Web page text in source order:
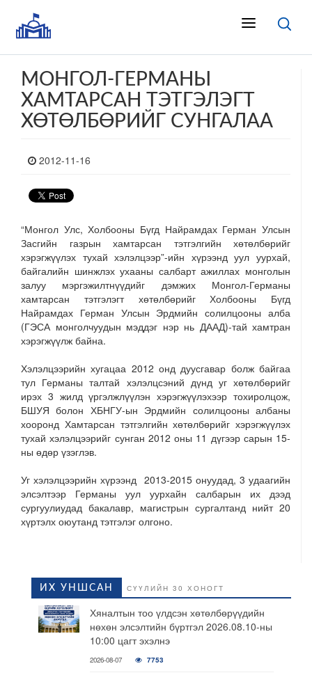
МОНГОЛ-ГЕРМАНЫ
ХАМТАРСАН ТЭТГЭЛЭГТ
ХӨТӨЛБӨРИЙГ СУНГАЛАА
2012-11-16
“Монгол Улс, Холбооны Бүгд Найрамдах Герман Улсын
Засгийн газрын хамтарсан тэтгэлгийн хөтөлбөрийг
хэрэгжүүлэх тухай хэлэлцээр”-ийн хүрээнд уул уурхай,
байгалийн шинжлэх ухааны салбарт ажиллах монголын
залуу мэргэжилтнүүдийг дэмжих Монгол-Германы
хамтарсан тэтгэлэгт хөтөлбөрийг Холбооны Бүгд
Найрамдах Герман Улсын Эрдмийн солилцооны алба
(ГЭСА монголчуудын мэддэг нэр нь ДААД)-тай хамтран
хэрэгжүүлж байна.
Хэлэлцээрийн хугацаа 2012 онд дуусгавар болж байгаа
тул Германы талтай хэлэлцсэний дүнд уг хөтөлбөрийг
ирэх 3 жилд үргэлжлүүлэн хэрэгжүүлэхээр тохиролцож,
БШУЯ болон ХБНГУ-ын Эрдмийн солилцооны албаны
хооронд Хамтарсан тэтгэлгийн хөтөлбөрийг хэрэгжүүлэх
тухай хэлэлцээрийг сунган 2012 оны 11 дүгээр сарын 15-
ны өдөр үзэглэв.
Уг хэлэлцээрийн хүрээнд 2013-2015 онуудад, 3 удаагийн
элсэлтээр Германы уул уурхайн салбарын их дээд
сургуулиудад бакалавр, магистрын сургалтанд нийт 20
хүртэлх оюутанд тэтгэлэг олгоно.
ИХ УНШСАН СҮҮЛИЙН 30 ХОНОГТ
Хяналтын тоо үлдсэн хөтөлбөрүүдийн
нөхөн элсэлтийн бүртгэл 2026.08.10-ны
10:00 цагт эхэлнэ
2026-08-07 7753